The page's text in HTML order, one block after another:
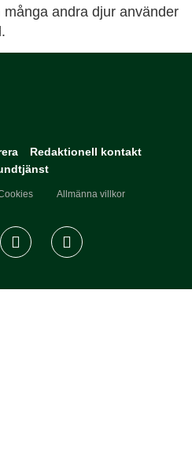
andra djur använder
Redaktionell kontakt
Allmänna villkor